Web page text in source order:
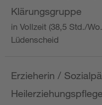
Klärungsgruppe
in Vollzeit (38,5 Std./
Lüdenscheid
Erzieherin /